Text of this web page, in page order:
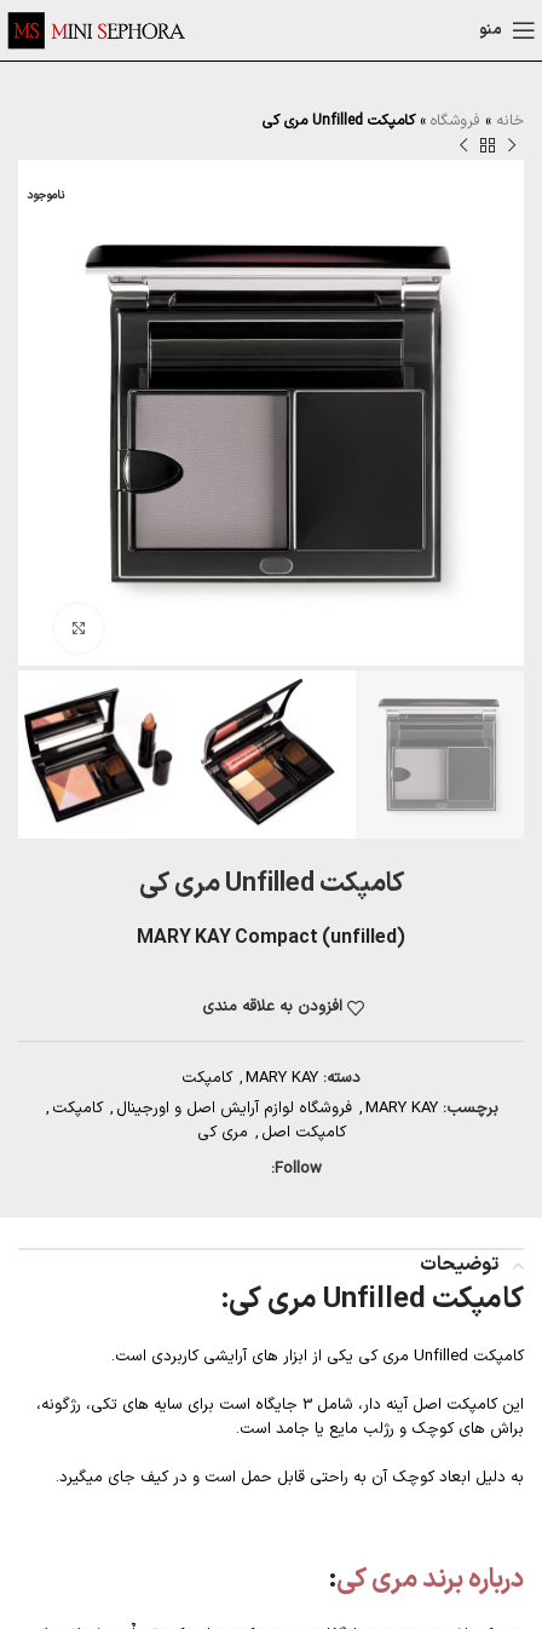
منو
خانه » فروشگاه »کامپکت Unfilled مری کی
ناموجود
کامپکت Unfilled مری کی
MARY KAY Compact (unfilled)
افزودن به علاقه مندی
دسته: MARY KAY
, کامپکت
برچسب: MARY KAY
, فروشگاه لوازم آرایش اصل و اورجینال , کامپکت ,
کامپکت اصل , مری کی
Follow:
توضیحات
کامپکت Unfilled مری کی:
کامپکت Unfilled مری کی یکی از ابزار های آرایشی کاربردی است.
این کامپکت اصل آینه دار، شامل 3 جایگاه است برای سایه های تکی، رژگونه،
براش های کوچک و رژلب مایع یا جامد است.
به دلیل ابعاد کوچک آن به راحتی قابل حمل است و در کیف جای میگیرد.
درباره برند مری کی: